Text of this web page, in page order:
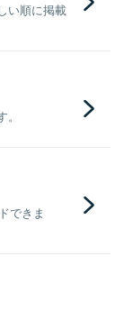
い順に掲載
できま